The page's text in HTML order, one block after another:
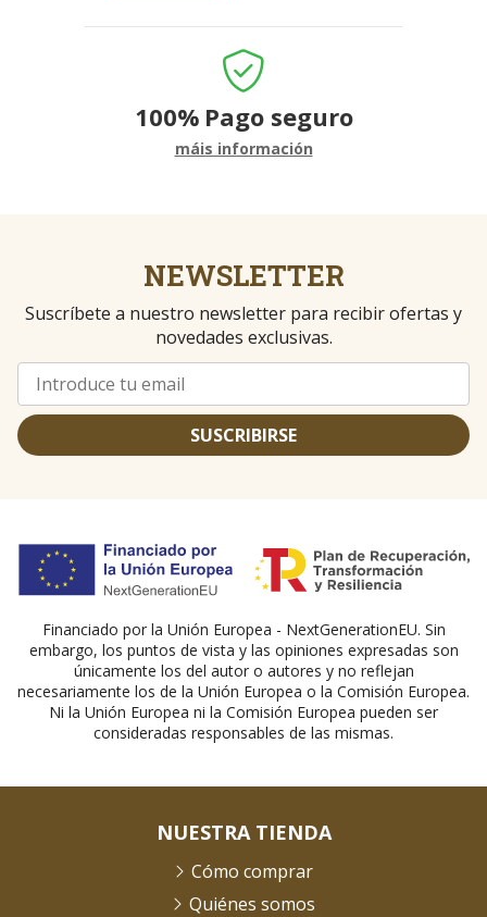
100% Pago seguro
máis información
NEWSLETTER
Suscríbete a nuestro newsletter para recibir ofertas y
novedades exclusivas.
SUSCRIBIRSE
Financiado por la Unión Europea - NextGenerationEU. Sin
embargo, los puntos de vista y las opiniones expresadas son
únicamente los del autor o autores y no reflejan
necesariamente los de la Unión Europea o la Comisión Europea.
Ni la Unión Europea ni la Comisión Europea pueden ser
consideradas responsables de las mismas.
NUESTRA TIENDA
Cómo comprar
Quiénes somos